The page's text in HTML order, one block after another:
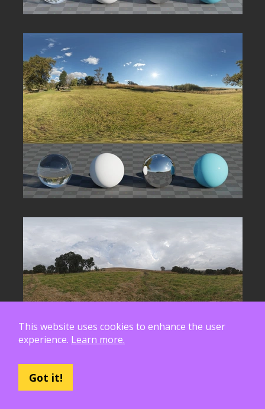
This website uses cookies to enhance the user
experience. Learn more.
Got it!